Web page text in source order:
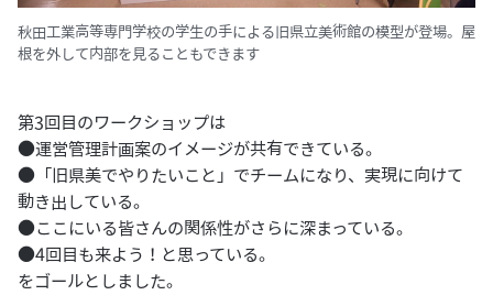
秋田工業高等専門学校の学生の手による旧県立美術館の模型が登場。屋
根を外して内部を見ることもできます
第3回目のワークショップは
●運営管理計画案のイメージが共有できている。
●「旧県美でやりたいこと」でチームになり、実現に向けて
動き出している。
●ここにいる皆さんの関係性がさらに深まっている。
●4回目も来よう！と思っている。
をゴールとしました。